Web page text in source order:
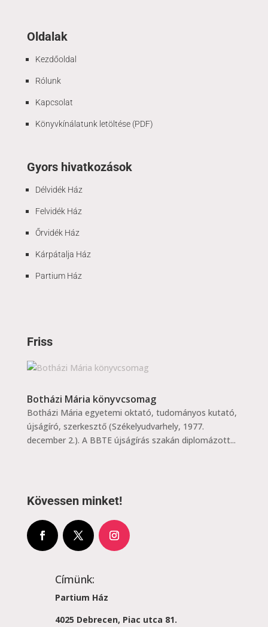
Oldalak
Kezdőoldal
Rólunk
Kapcsolat
Könyvkínálatunk letöltése (PDF)
Gyors hivatkozások
Délvidék Ház
Felvidék Ház
Őrvidék Ház
Kárpátalja Ház
Partium Ház
Friss
Botházi Mária könyvcsomag
Botházi Mária egyetemi oktató, tudományos kutató,
újságíró, szerkesztő (Székelyudvarhely, 1977.
december 2.). A BBTE újságírás szakán diplomázott...
Kövessen minket!
Címünk:
Partium Ház
4025 Debrecen, Piac utca 81.